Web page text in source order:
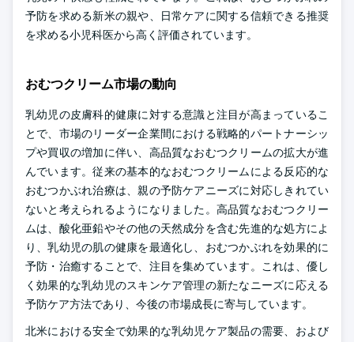
予防を求める新米の親や、日常ケアに関する信頼できる推奨
を求める小児科医から高く評価されています。
おむつクリーム市場の動向
乳幼児の皮膚科的健康に対する意識と注目が高まっているこ
とで、市場のリーダー企業間における戦略的パートナーシッ
プや買収の増加に伴い、高品質なおむつクリームの拡大が進
んでいます。従来の基本的なおむつクリームによる反応的な
おむつかぶれ治療は、親の予防ケアニーズに対応しきれてい
ないと考えられるようになりました。高品質なおむつクリー
ムは、酸化亜鉛やその他の天然成分を含む先進的な処方によ
り、乳幼児の肌の健康を最適化し、おむつかぶれを効果的に
予防・治癒することで、注目を集めています。これは、優し
く効果的な乳幼児のスキンケア管理の新たなニーズに応える
予防ケア方法であり、今後の市場成長に寄与しています。
北米における安全で効果的な乳幼児ケア製品の需要、および